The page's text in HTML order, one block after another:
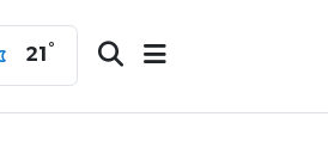
21 °